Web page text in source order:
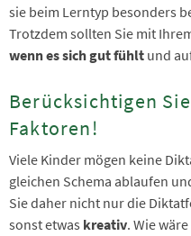
sie beim Lerntyp besonders
Trotzdem sollten Sie mit
wenn es sich gut fühlt und
Berücksichtigen
Faktoren!
Viele Kinder mögen keine
gleichen Schema ablaufen
Sie daher nicht nur die
sonst etwas kreativ. Wie